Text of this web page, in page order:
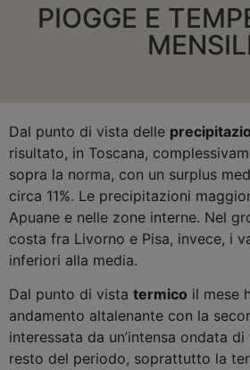
PIOGGE E
Dal punto di vista delle
risultato, in Toscana,
sopra la norma, con un surplus
circa 11%. Le precipitazioni
Apuane e nelle zone interne. Nel
costa fra Livorno e Pisa, invece, i
inferiori alla media.
Dal punto di vista termico il mese
andamento altalenante con la
interessata da un’intensa ondata
resto del periodo, soprattutto la